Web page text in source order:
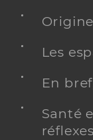
Les
En
Santé